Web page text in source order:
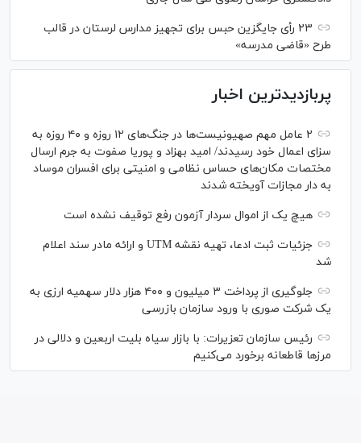
۲۳ رأی جایگزین حبس برای تجهیز مدارس لرستان در قالب
طرح «قاضی مدرسه»
پربازدیدترین اخبار
۲ عامل مهم صهیونیست‌ها در جنگ‌های ۱۲ روزه و ۴۰ روزه به
سزای اعمال خود رسیدند/ امید بهزاد و پوریا صفوت به جرم ارسال
مختصات مکان‌های حساس نظامی و امنیتی برای افسران موساد
به دار مجازات آویخته شدند
هیچ یک از اموال سردار آزمون رفع توقیف نشده است
جزئیات ثبت ادعا، تهیه نقشه UTM و ارائه مادر سند اعلام
شد
جلوگیری از پرداخت ۳ میلیون و ۴۰۰ هزار دلار سهمیه ارزی به
یک شرکت صوری با ورود سازمان بازرسی
رئیس سازمان تعزیرات: با بازار سیاه بلیت اربعین و دلالی در
مرز‌ها قاطعانه برخورد می‌کنیم